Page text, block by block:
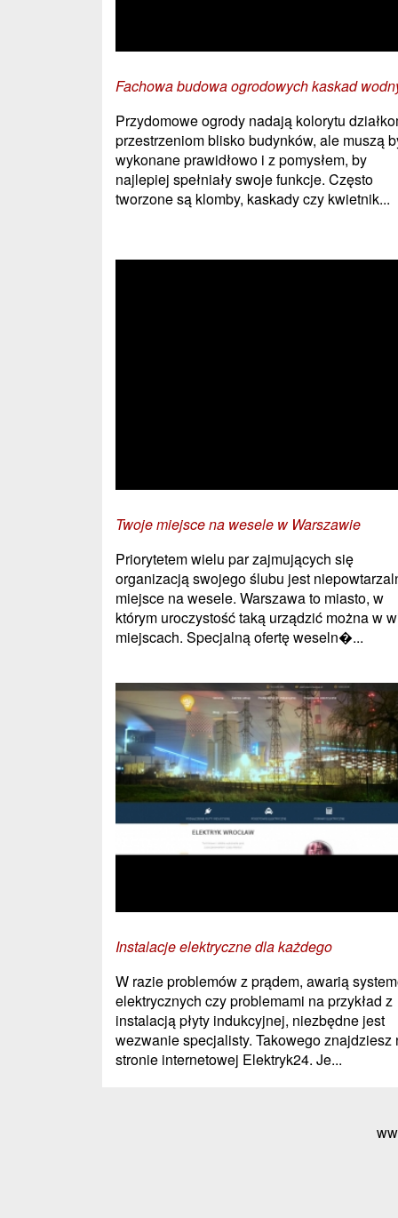
Fachowa budowa ogrodowych kaskad
Przydomowe ogrody nadają kolorytu
przestrzeniom blisko budynków, ale muszą
wykonane prawidłowo i z pomysłem, by
najlepiej spełniały swoje funkcje. Często
tworzone są klomby, kaskady czy kwietnik...
Twoje miejsce na wesele w Warszawie
Priorytetem wielu par zajmujących się
organizacją swojego ślubu jest
miejsce na wesele. Warszawa to miasto, w
którym uroczystość taką urządzić można w
miejscach. Specjalną ofertę weseln�...
Instalacje elektryczne dla każdego
W razie problemów z prądem, awarią
elektrycznych czy problemami na przykład z
instalacją płyty indukcyjnej, niezbędne jest
wezwanie specjalisty. Takowego znajdziesz
stronie internetowej Elektryk24. Je...